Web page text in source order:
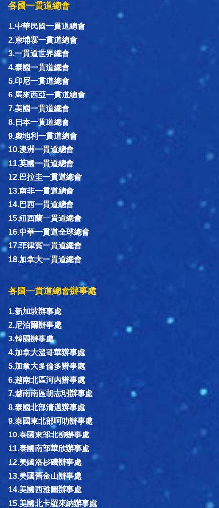
各國一貫道總會
1.中華民國一貫道總會
2.柬埔寨一貫道總會
3.一貫道世界總會
4.泰國一貫道總會
5.印尼一貫道總會
6.馬來西亞一貫道總會
7.美國一貫道總會
8.日本一貫道總會
9.奧地利一貫道總會
10.澳洲一貫道總會
11.英國一貫道總會
12.巴拉圭一貫道總會
13.南非一貫道總會
14.巴西一貫道總會
15.紐西蘭一貫道總會
16.中華一貫道全球總會
17.菲律賓一貫道總會
18.加拿大一貫道總會
各國一貫道總會辦事處
1.新加坡辦事處
2.尼泊爾辦事處
3.韓國辦事處
4.加拿大溫哥華辦事處
5.加拿大多倫多辦事處
6.越南北區河內辦事處
7.越南南區胡志明辦事處
8.泰國北部清邁辦事處
9.泰國東北部呵叻辦事處
10.泰國東部北柳辦事處
11.泰國南部華欣辦事處
12.美國洛杉磯辦事處
13.美國舊金山辦事處
14.美國西雅圖辦事處
15.美國北卡羅來納辦事處